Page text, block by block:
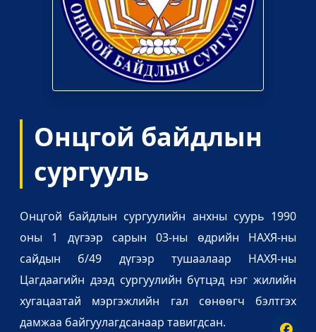
Онцгой байдлын
сургууль
Онцгой байдлын сургуулийн анхны суурь 1990
оны 1 дүгээр сарын 03-ны өдрийн НАХЯ-ны
сайдын б/49 дүгээр тушаалаар НАХЯ-ны
Цагдаагийн дээд сургуулийн бүтцэд нэг жилийн
хугацаатай мэргэжлийн гал сөнөөгч бэлтгэх
дамжаа байгуулагдсанаар тавигдсан.